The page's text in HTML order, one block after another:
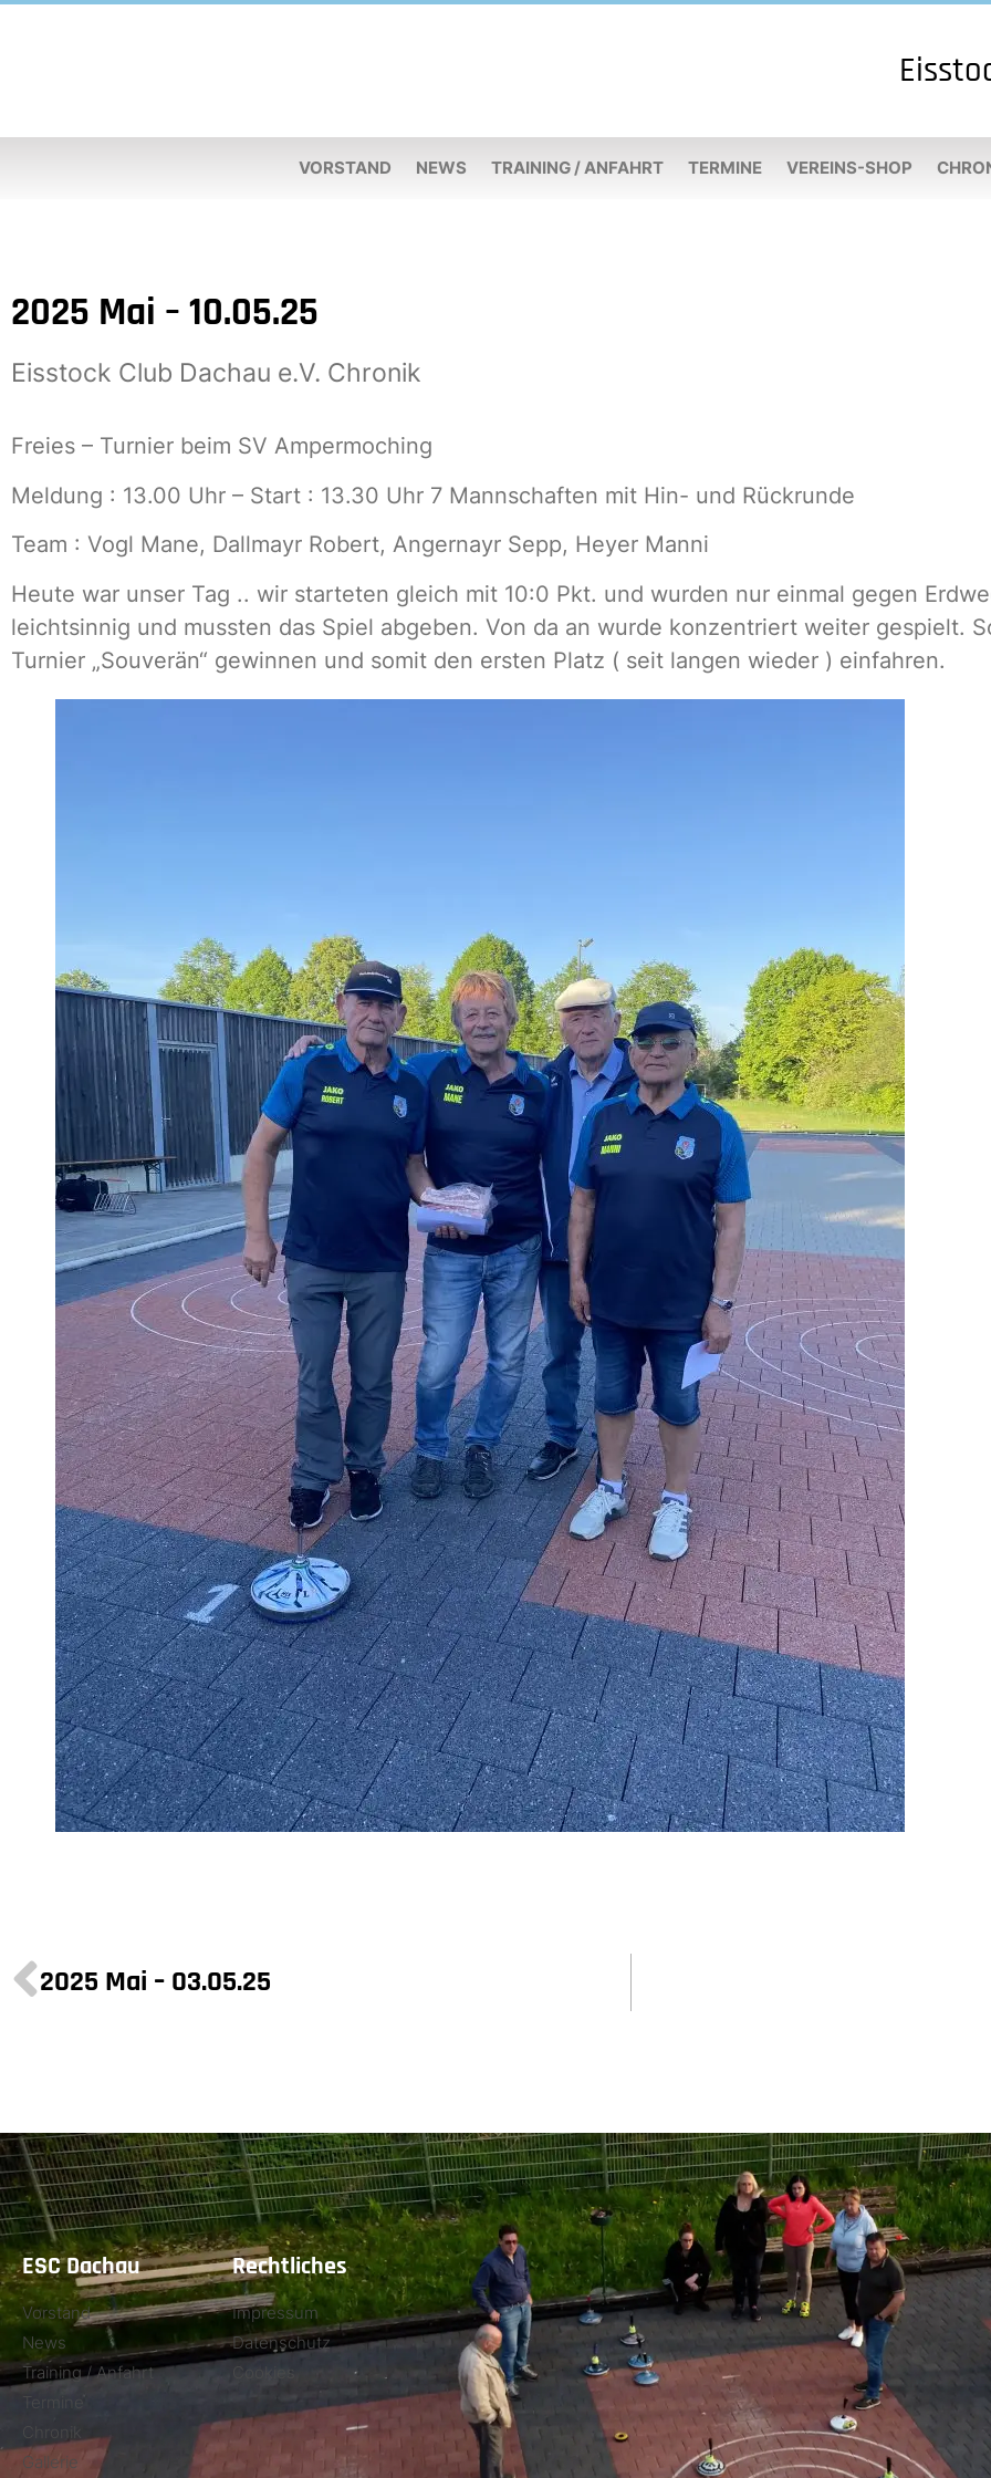
VORSTAND NEWS TRAINING / ANFAHRT TERMINE VEREINS-SHOP
2025 Mai – 10.05.25
Eisstock Club Dachau e.V. Chronik
Freies – Turnier beim SV Ampermoching
Meldung : 13.00 Uhr – Start : 13.30 Uhr 7 Mannschaften mit Hin- und Rückrunde
Team : Vogl Mane, Dallmayr Robert, Angernayr Sepp, Heyer Manni
Heute war unser Tag .. wir starteten gleich mit 10:0 Pkt. und wurden nur einmal gegen
leichtsinnig und mussten das Spiel abgeben. Von da an wurde konzentriert weiter gespielt.
Turnier „Souverän“ gewinnen und somit den ersten Platz ( seit langen wieder ) einfahren.
2025 Mai – 03.05.25
ESC Dachau
Vorstand
News
Training / Anfahrt
Termine
Chronik
Gallerie
Rechtliches
Impressum
Datenschutz
Cookies